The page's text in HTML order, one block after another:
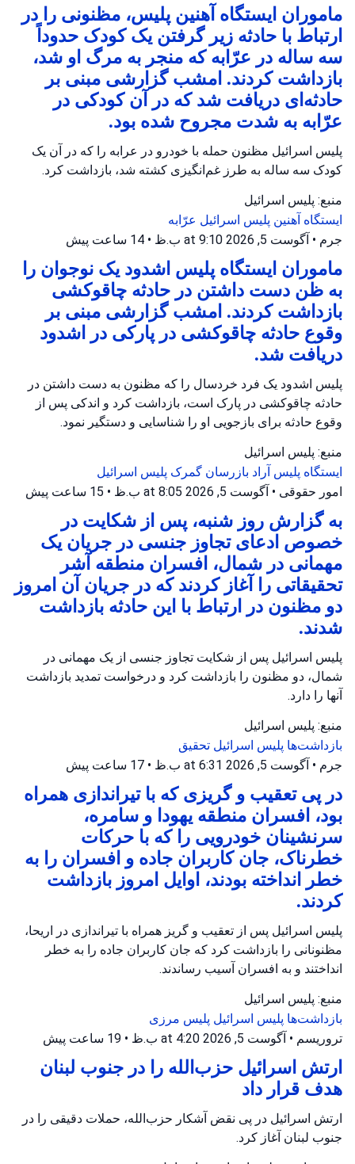
ماموران ایستگاه آهنین پلیس، مظنونی را در
ارتباط با حادثه زیر گرفتن یک کودک حدوداً
سه ساله در عرّابه که منجر به مرگ او شد،
بازداشت کردند. امشب گزارشی مبنی بر
حادثه‌ای دریافت شد که در آن کودکی در
عرّابه به شدت مجروح شده بود.
پلیس اسرائیل مظنون حمله با خودرو در عرابه را که در آن یک
کودک سه ساله به طرز غم‌انگیزی کشته شد، بازداشت کرد.
منبع: پلیس اسرائیل
ایستگاه آهنین پلیس اسرائیل عرّابه
جرم • آگوست 5, 2026 at 9:10 ب.ظ • 14 ساعت پیش
ماموران ایستگاه پلیس اشدود یک نوجوان را
به ظن دست داشتن در حادثه چاقوکشی
بازداشت کردند. امشب گزارشی مبنی بر
وقوع حادثه چاقوکشی در پارکی در اشدود
دریافت شد.
پلیس اشدود یک فرد خردسال را که مظنون به دست داشتن در
حادثه چاقوکشی در پارک است، بازداشت کرد و اندکی پس از
وقوع حادثه برای بازجویی او را شناسایی و دستگیر نمود.
منبع: پلیس اسرائیل
ایستگاه پلیس آراد بازرسان گمرک پلیس اسرائیل
امور حقوقی • آگوست 5, 2026 at 8:05 ب.ظ • 15 ساعت پیش
به گزارش روز شنبه، پس از شکایت در
خصوص ادعای تجاوز جنسی در جریان یک
مهمانی در شمال، افسران منطقه آشر
تحقیقاتی را آغاز کردند که در جریان آن امروز
دو مظنون در ارتباط با این حادثه بازداشت
شدند.
پلیس اسرائیل پس از شکایت تجاوز جنسی از یک مهمانی در
شمال، دو مظنون را بازداشت کرد و درخواست تمدید بازداشت
آنها را دارد.
منبع: پلیس اسرائیل
بازداشت‌ها پلیس اسرائیل تحقیق
جرم • آگوست 5, 2026 at 6:31 ب.ظ • 17 ساعت پیش
در پی تعقیب و گریزی که با تیراندازی همراه
بود، افسران منطقه یهودا و سامره،
سرنشینان خودرویی را که با حرکات
خطرناک، جان کاربران جاده و افسران را به
خطر انداخته بودند، اوایل امروز بازداشت
کردند.
پلیس اسرائیل پس از تعقیب و گریز همراه با تیراندازی در اریحا،
مظنونانی را بازداشت کرد که جان کاربران جاده را به خطر
انداختند و به افسران آسیب رساندند.
منبع: پلیس اسرائیل
بازداشت‌ها پلیس اسرائیل پلیس مرزی
تروریسم • آگوست 5, 2026 at 4:20 ب.ظ • 19 ساعت پیش
ارتش اسرائیل حزب‌الله را در جنوب لبنان
هدف قرار داد
ارتش اسرائیل در پی نقض آشکار حزب‌الله، حملات دقیقی را در
جنوب لبنان آغاز کرد.